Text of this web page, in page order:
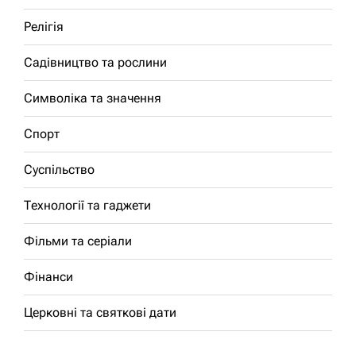
Релігія
Садівництво та рослини
Символіка та значення
Спорт
Суспільство
Технології та гаджети
Фільми та серіали
Фінанси
Церковні та святкові дати